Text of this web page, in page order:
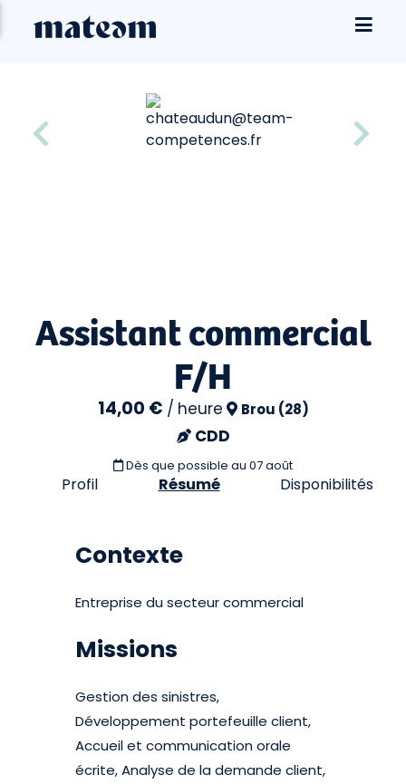
Assistant commercial
F/H
14,00 € / heure Brou (28)
CDD
Dès que possible au 07 août
Profil Résumé Disponibilités
Contexte
Entreprise du secteur commercial
Missions
Gestion des sinistres,
Développement portefeuille client,
Accueil et communication orale
écrite, Analyse de la demande client,